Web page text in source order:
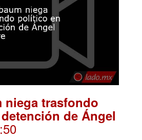
niega trasfondo
de Ángel